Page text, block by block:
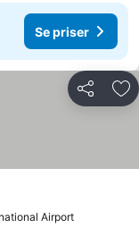
Se priser
Dela
Airport